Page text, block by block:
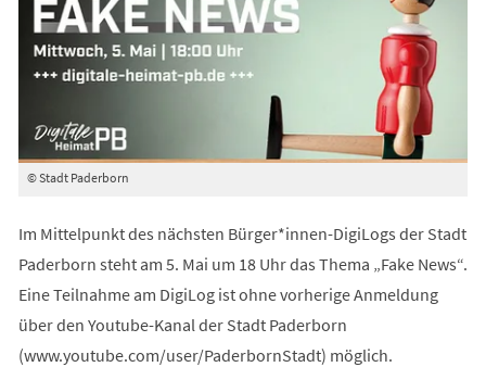
© Stadt Paderborn
Im Mittelpunkt des nächsten Bürger*innen-DigiLogs der Stadt
Paderborn steht am 5. Mai um 18 Uhr das Thema „Fake News“.
Eine Teilnahme am DigiLog ist ohne vorherige Anmeldung
über den Youtube-Kanal der Stadt Paderborn
(www.youtube.com/user/PaderbornStadt) möglich.